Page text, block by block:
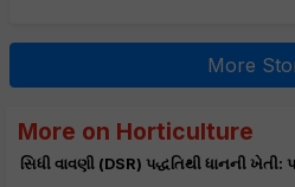
More
More on Horticulture
સિધી વાવણી (DSR) પદ્ધતિથી ધાનની